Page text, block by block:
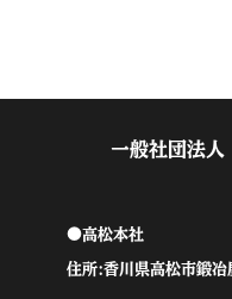
一般社団法人
●高松本社
住所:香川県高松市鍛